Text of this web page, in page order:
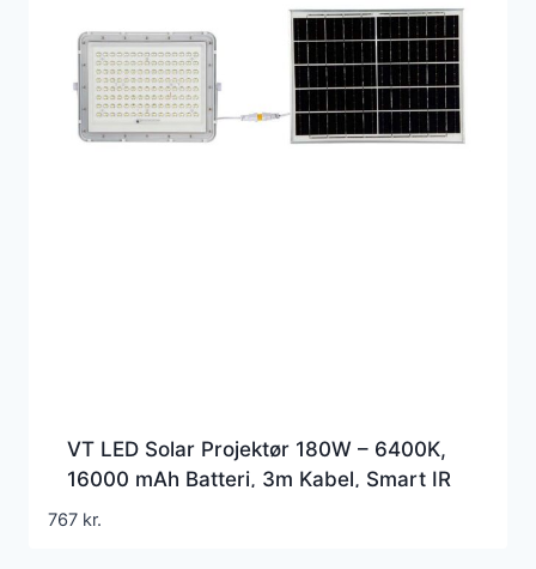
VT LED Solar Projektør 180W – 6400K,
16000 mAh Batteri, 3m Kabel, Smart IR
Fjernbetjening, Hurtig Opladning, Hvid
767 kr.